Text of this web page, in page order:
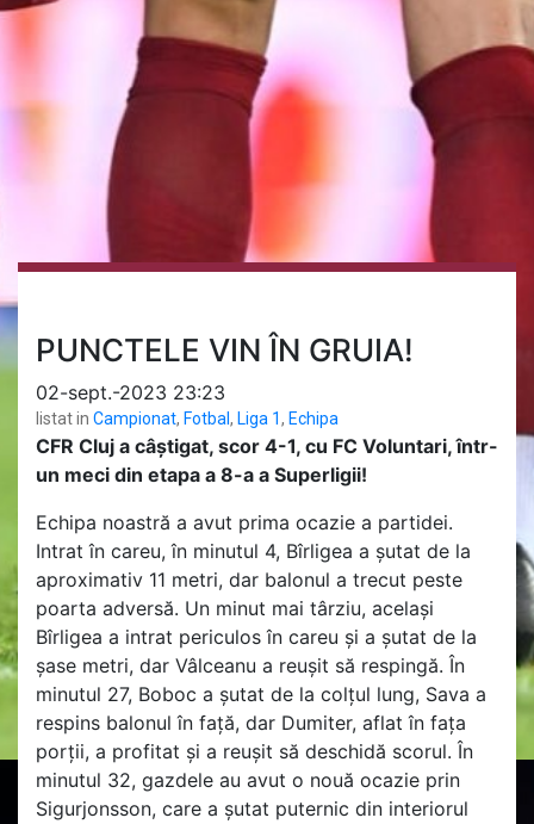
PUNCTELE VIN ÎN GRUIA!
02-sept.-2023 23:23
listat in Campionat, Fotbal, Liga 1, Echipa
CFR Cluj a câștigat, scor 4-1, cu FC Voluntari, într-
un meci din etapa a 8-a a Superligii!
Echipa noastră a avut prima ocazie a partidei.
Intrat în careu, în minutul 4, Bîrligea a șutat de la
aproximativ 11 metri, dar balonul a trecut peste
poarta adversă. Un minut mai târziu, același
Bîrligea a intrat periculos în careu și a șutat de la
șase metri, dar Vâlceanu a reușit să respingă. În
minutul 27, Boboc a șutat de la colțul lung, Sava a
respins balonul în față, dar Dumiter, aflat în fața
porții, a profitat și a reușit să deschidă scorul. În
minutul 32, gazdele au avut o nouă ocazie prin
Sigurjonsson, care a șutat puternic din interiorul